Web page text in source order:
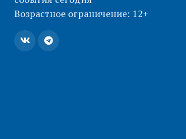
Возрастное ограничение: 12+